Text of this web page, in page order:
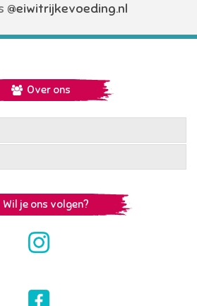
@eiwitrijkevoeding.nl
Over ons
Wil je ons volgen?